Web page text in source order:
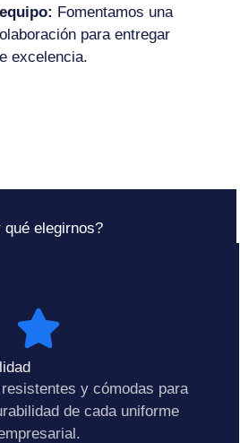
Fomentamos una
para entregar
excelencia.
qué elegirnos?
y cómodas para
de cada uniforme